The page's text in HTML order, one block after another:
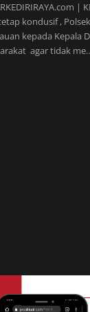
|
kondusif ,
kepada Kepala
agar tidak